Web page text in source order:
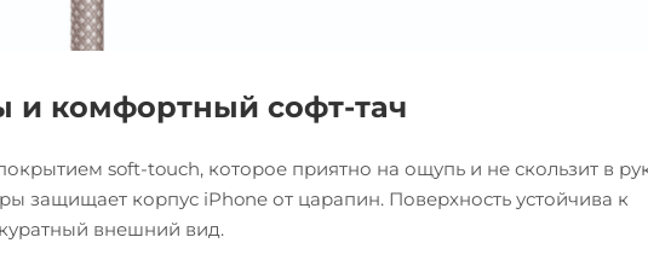
и комфортный софт-тач
soft-touch, которое приятно на ощупь и не скользит в
защищает корпус iPhone от царапин. Поверхность устойчива к
внешний вид.